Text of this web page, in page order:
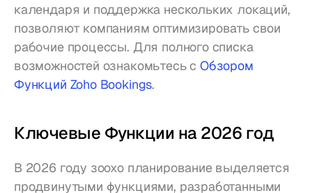
календаря и поддержка нескольких локаций,
позволяют компаниям оптимизировать свои
рабочие процессы. Для полного списка
возможностей ознакомьтесь с Обзором
Функций Zoho Bookings.
Ключевые Функции на 2026 год
В 2026 году зоохо планирование выделяется
продвинутыми функциями, разработанными